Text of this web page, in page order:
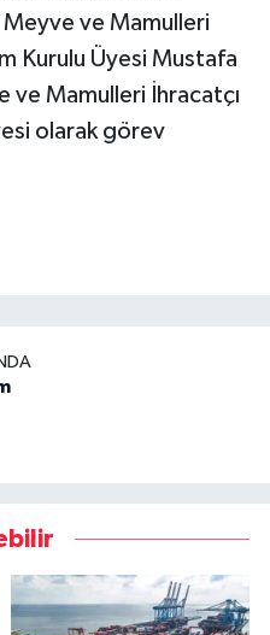
ve Mamulleri
Kurulu Üyesi Mustafa
ve Mamulleri İhracatçı
olarak görev